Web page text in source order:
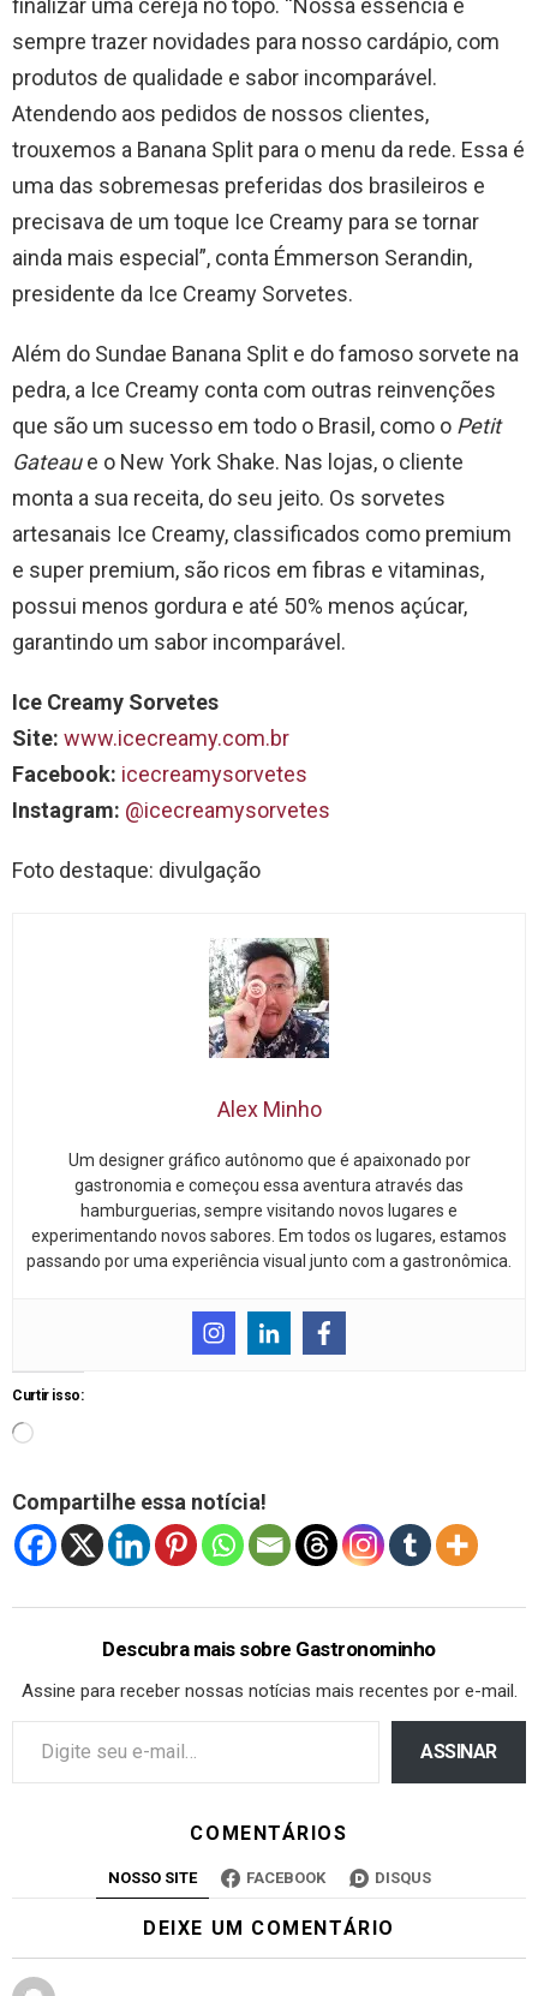
finalizar uma cereja no topo. “Nossa essência é
sempre trazer novidades para nosso cardápio, com
produtos de qualidade e sabor incomparável.
Atendendo aos pedidos de nossos clientes,
trouxemos a Banana Split para o menu da rede. Essa é
uma das sobremesas preferidas dos brasileiros e
precisava de um toque Ice Creamy para se tornar
ainda mais especial”, conta Émmerson Serandin,
presidente da Ice Creamy Sorvetes.
Além do Sundae Banana Split e do famoso sorvete na
pedra, a Ice Creamy conta com outras reinvenções
que são um sucesso em todo o Brasil, como o Petit
Gateaue o New York Shake. Nas lojas, o cliente
monta a sua receita, do seu jeito. Os sorvetes
artesanais Ice Creamy, classificados como premium
e super premium, são ricos em fibras e vitaminas,
possui menos gordura e até 50% menos açúcar,
garantindo um sabor incomparável.
Ice Creamy Sorvetes
Site: www.icecreamy.com.br
Facebook: icecreamysorvetes
Instagram: @icecreamysorvetes
Foto destaque: divulgação
Alex Minho
Um designer gráfico autônomo que é apaixonado por
gastronomia e começou essa aventura através das
hamburguerias, sempre visitando novos lugares e
experimentando novos sabores. Em todos os lugares, estamos
passando por uma experiência visual junto com a gastronômica.
Curtir isso:
Compartilhe essa notícia!
Descubra mais sobre Gastronominho
Assine para receber nossas notícias mais recentes por e-mail.
ASSINAR
COMENTÁRIOS
NOSSO SITE FACEBOOK DISQUS
DEIXE UM COMENTÁRIO